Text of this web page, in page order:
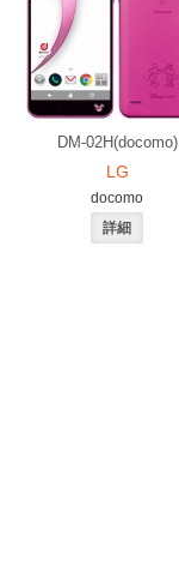
DM-02H(docomo)
LG
docomo